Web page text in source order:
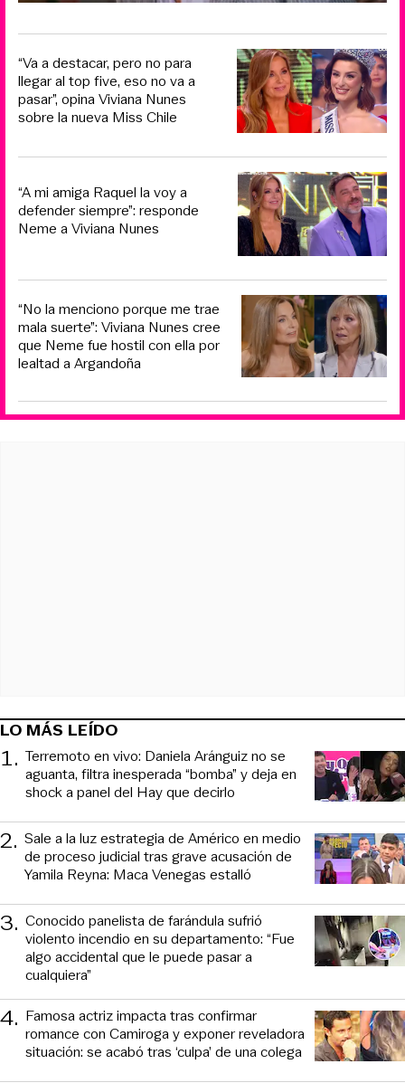
“Va a destacar, pero no para
llegar al top five, eso no va a
pasar”, opina Viviana Nunes
sobre la nueva Miss Chile
“A mi amiga Raquel la voy a
defender siempre”: responde
Neme a Viviana Nunes
“No la menciono porque me trae
mala suerte”: Viviana Nunes cree
que Neme fue hostil con ella por
lealtad a Argandoña
LO MÁS LEÍDO
1. Terremoto en vivo: Daniela Aránguiz no se
aguanta, filtra inesperada “bomba” y deja en
shock a panel del Hay que decirlo
2. Sale a la luz estrategia de Américo en medio
de proceso judicial tras grave acusación de
Yamila Reyna: Maca Venegas estalló
3. Conocido panelista de farándula sufrió
violento incendio en su departamento: “Fue
algo accidental que le puede pasar a
cualquiera”
4. Famosa actriz impacta tras confirmar
romance con Camiroga y exponer reveladora
situación: se acabó tras ‘culpa’ de una colega